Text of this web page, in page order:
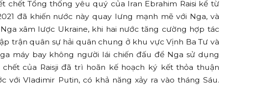
chết Tổng thống yêu quý của Iran Ebrahim Raisi kể từ
đã khiến nước này quay lưng mạnh mẽ với Nga, và
xâm lược Ukraine, khi hai nước tăng cường hợp tác
trận quân sự hải quân chung ở khu vực Vịnh Ba Tư và
máy bay không người lái chiến đấu để Nga sử dụng
của Raisji đã trì hoãn kế hoạch ký kết thỏa thuận
với Vladimir Putin, có khả năng xảy ra vào tháng Sáu.